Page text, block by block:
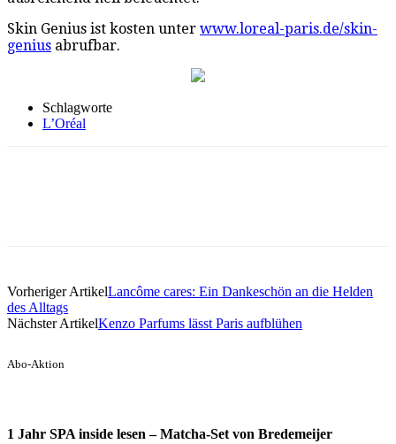
Skin Genius ist kosten unter www.loreal-paris.de/skin-
genius abrufbar.
Schlagworte
L’Oréal
Vorheriger ArtikelLancôme cares: Ein Dankeschön an die Helden
des Alltags
Nächster ArtikelKenzo Parfums lässt Paris aufblühen
Abo-Aktion
1 Jahr SPA inside lesen – Matcha-Set von Bredemeijer